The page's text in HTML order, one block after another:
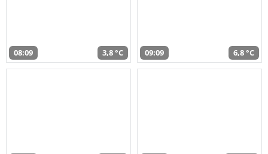
08:09 3,8 °C 09:09 6,8 °C